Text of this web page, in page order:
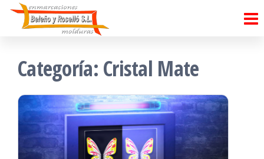
Saltar
Categoría: Cristal Mate